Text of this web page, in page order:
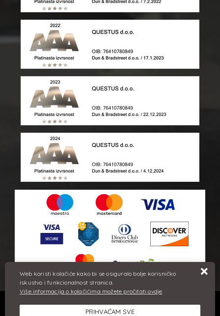
što bolji i točniji opis i sliku. Unatoč tome, ne možemo
Web koristi kolačiće kako bi se osiguralo bolje korisničko
iskustvo i funkcionalnost stranica.
Više informacija o kolačićima možete pročitati ovdje
PRIHVAĆAM SVE